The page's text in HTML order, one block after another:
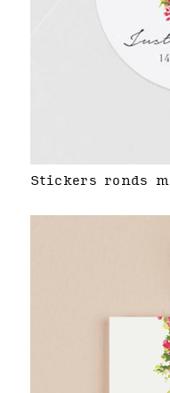
Stickers ronds